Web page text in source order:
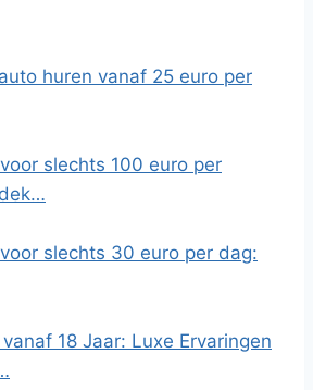
huren vanaf 25 euro per
slechts 100 euro per
slechts 30 euro per dag:
18 Jaar: Luxe Ervaringen